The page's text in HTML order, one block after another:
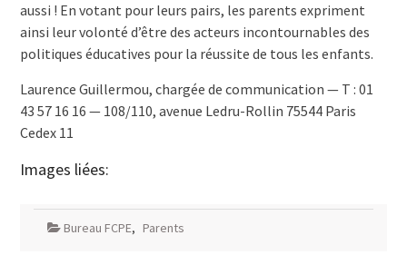
aussi ! En votant pour leurs pairs, les parents expriment
ainsi leur volonté d’être des acteurs incontournables des
politiques éducatives pour la réussite de tous les enfants.
Laurence Guillermou, chargée de communication — T : 01
43 57 16 16 — 108/110, avenue Ledru-Rollin 75544 Paris
Cedex 11
Images liées:
Bureau FCPE, Parents